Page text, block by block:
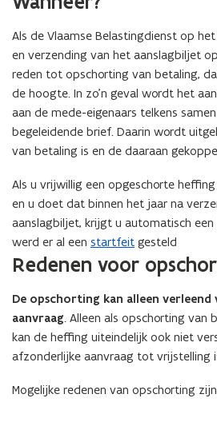
Als de Vlaamse Belastingdienst op
en verzending van het aanslagbiljet
reden tot opschorting van betaling,
de hoogte. In zo’n geval wordt het
aan de mede-eigenaars telkens
begeleidende brief. Daarin wordt
van betaling is en de daaraan
Als u vrijwillig een opgeschorte
en u doet dat binnen het jaar na
aanslagbiljet, krijgt u automatisch een
werd er al een startfeit gesteld
Redenen voor
De opschorting kan alleen
aanvraag. Alleen als opschorting van
kan de heffing uiteindelijk ook niet
afzonderlijke aanvraag tot vrijstelling
Mogelijke redenen van opschorting